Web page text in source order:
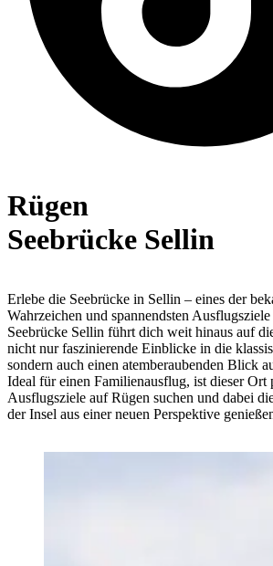
Rügen
Seebrücke Sellin
Erlebe die Seebrücke in Sellin – eines der
Wahrzeichen und spannendsten
Seebrücke Sellin führt dich weit hinaus auf
nicht nur faszinierende Einblicke in die
sondern auch einen atemberaubenden Blick
Ideal für einen Familienausflug, ist dieser Ort
Ausflugsziele auf Rügen suchen und dabei
der Insel aus einer neuen Perspektive